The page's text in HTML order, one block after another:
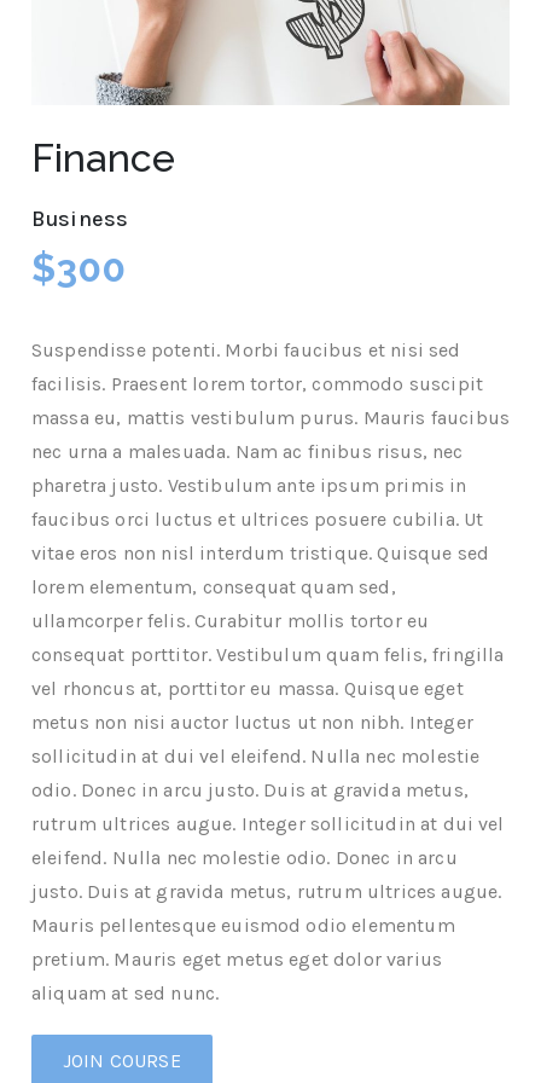
Finance
Business
$300
Suspendisse potenti. Morbi faucibus et nisi sed
facilisis. Praesent lorem tortor, commodo suscipit
massa eu, mattis vestibulum purus. Mauris faucibus
nec urna a malesuada. Nam ac finibus risus, nec
pharetra justo. Vestibulum ante ipsum primis in
faucibus orci luctus et ultrices posuere cubilia. Ut
vitae eros non nisl interdum tristique. Quisque sed
lorem elementum, consequat quam sed,
ullamcorper felis. Curabitur mollis tortor eu
consequat porttitor. Vestibulum quam felis, fringilla
vel rhoncus at, porttitor eu massa. Quisque eget
metus non nisi auctor luctus ut non nibh. Integer
sollicitudin at dui vel eleifend. Nulla nec molestie
odio. Donec in arcu justo. Duis at gravida metus,
rutrum ultrices augue. Integer sollicitudin at dui vel
eleifend. Nulla nec molestie odio. Donec in arcu
justo. Duis at gravida metus, rutrum ultrices augue.
Mauris pellentesque euismod odio elementum
pretium. Mauris eget metus eget dolor varius
aliquam at sed nunc.
JOIN COURSE